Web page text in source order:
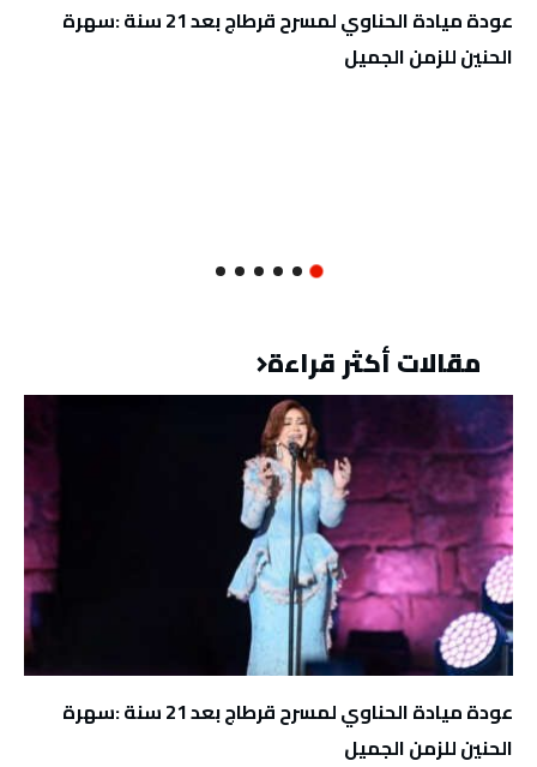
عودة ميادة الحناوي لمسرح قرطاج بعد 21 سنة :سهرة
الحنين للزمن الجميل
مقالات أكثر قراءة
عودة ميادة الحناوي لمسرح قرطاج بعد 21 سنة :سهرة
الحنين للزمن الجميل